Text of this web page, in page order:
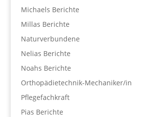
Michaels Berichte
Millas Berichte
Naturverbundene
Nelias Berichte
Noahs Berichte
Orthopädietechnik-Mechaniker/in
Pflegefachkraft
Pias Berichte